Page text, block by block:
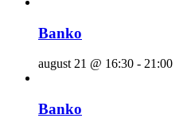
Banko
august 21 @ 16:30 - 21:00
Banko